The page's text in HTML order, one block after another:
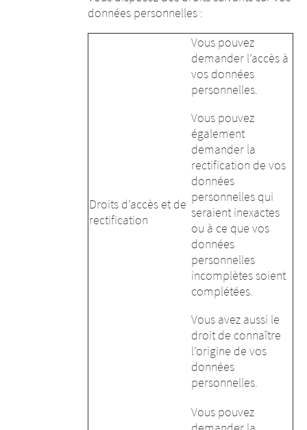
données personnelles :
Droits d’accès et de
rectification
Vous pouvez
demander l’accès à
vos données
personnelles.
Vous pouvez
également
demander la
rectification de vos
données
personnelles qui
seraient inexactes
ou à ce que vos
données
personnelles
incomplètes soient
complétées.
Vous avez aussi le
droit de connaître
l’origine de vos
données
personnelles.
Vous pouvez
Attention : Vous
quittez le site
NOTE: Merz Pharma France ne dispose
d’aucun moyen de contrôle et n’exerce
aucune influence sur le contenu du site tiers
indépendant de Merz Pharma France.
Attention : Vous
quittez le site
NOTE: Merz Pharma France ne dispose
d’aucun moyen de contrôle et n’exerce
aucune influence sur le contenu du site
tiers auquel vous allez accéder. Ce site
est indépendant de Merz Pharma